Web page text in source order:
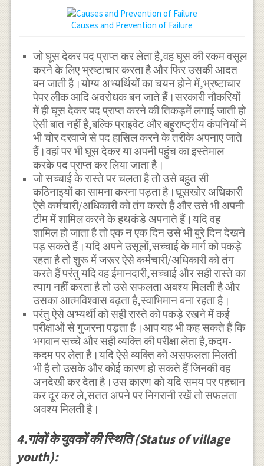
Causes and Prevention of Failure
जो घूस देकर पद प्राप्त कर लेता है,वह घूस की रकम वसूल
करने के लिए भ्रष्टाचार करता है और फिर उसकी आदत
बन जाती है।योग्य अभ्यर्थियों का चयन होने में,भ्रष्टाचार
पेपर लीक आदि अवरोधक बन जाते हैं।सरकारी नौकरियों
में ही घूस देकर पद प्राप्त करने की तिकड़में लगाई जाती हो
ऐसी बात नहीं है,बल्कि प्राइवेट और बहुराष्ट्रीय कंपनियों में
भी चोर दरवाजे से पद हासिल करने के तरीके अपनाए जाते
हैं।वहां पर भी घूस देकर या अपनी पहुंच का इस्तेमाल
करके पद प्राप्त कर लिया जाता है।
जो सच्चाई के रास्ते पर चलता है तो उसे बहुत सी
कठिनाइयों का सामना करना पड़ता है।घूसखोर अधिकारी
ऐसे कर्मचारी/अधिकारी को तंग करते हैं और उसे भी अपनी
टीम में शामिल करने के हथकंडे अपनाते हैं।यदि वह
शामिल हो जाता है तो एक न एक दिन उसे भी बुरे दिन देखने
पड़ सकते हैं।यदि अपने उसूलों,सच्चाई के मार्ग को पकड़े
रहता है तो शुरू में जरूर ऐसे कर्मचारी/अधिकारी को तंग
करते हैं परंतु यदि वह ईमानदारी,सच्चाई और सही रास्ते का
त्याग नहीं करता है तो उसे सफलता अवश्य मिलती है और
उसका आत्मविश्वास बढ़ता है,स्वाभिमान बना रहता है।
परंतु ऐसे अभ्यर्थी को सही रास्ते को पकड़े रखने में कई
परीक्षाओं से गुजरना पड़ता है।आप यह भी कह सकते हैं कि
भगवान सच्चे और सही व्यक्ति की परीक्षा लेता है,कदम-
कदम पर लेता है।यदि ऐसे व्यक्ति को असफलता मिलती
भी है तो उसके और कोई कारण हो सकते हैं जिनकी वह
अनदेखी कर देता है।उस कारण को यदि समय पर पहचान
कर दूर कर ले,सतत अपने पर निगरानी रखें तो सफलता
अवश्य मिलती है।
4.गांवों के युवकों की स्थिति (Status of village
youth):